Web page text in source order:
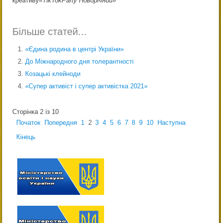
Більше статей...
«Єдина родина в центрі України»
До Міжнародного дня толерантності
Козацькі клейноди
«Супер активіст і супер активістка 2021»
Сторінка 2 із 10
Початок Попередня 1 2 3 4 5 6 7 8 9 10
Наступна
Кінець